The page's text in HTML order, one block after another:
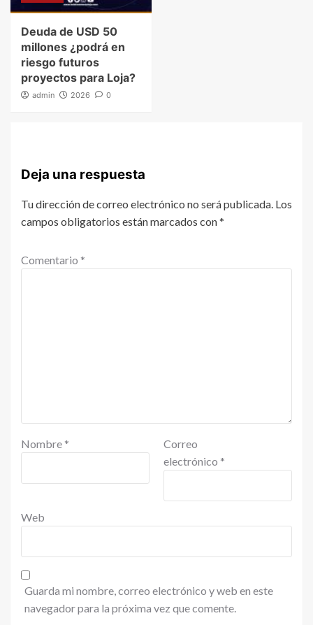
Deuda de USD 50
millones ¿podrá en
riesgo futuros
proyectos para Loja?
admin 2026 0
Deja una respuesta
Tu dirección de correo electrónico no será publicada. Los
campos obligatorios están marcados con*
Comentario *
Nombre *
Correo
electrónico *
Web
Guarda mi nombre, correo electrónico y web en este
navegador para la próxima vez que comente.